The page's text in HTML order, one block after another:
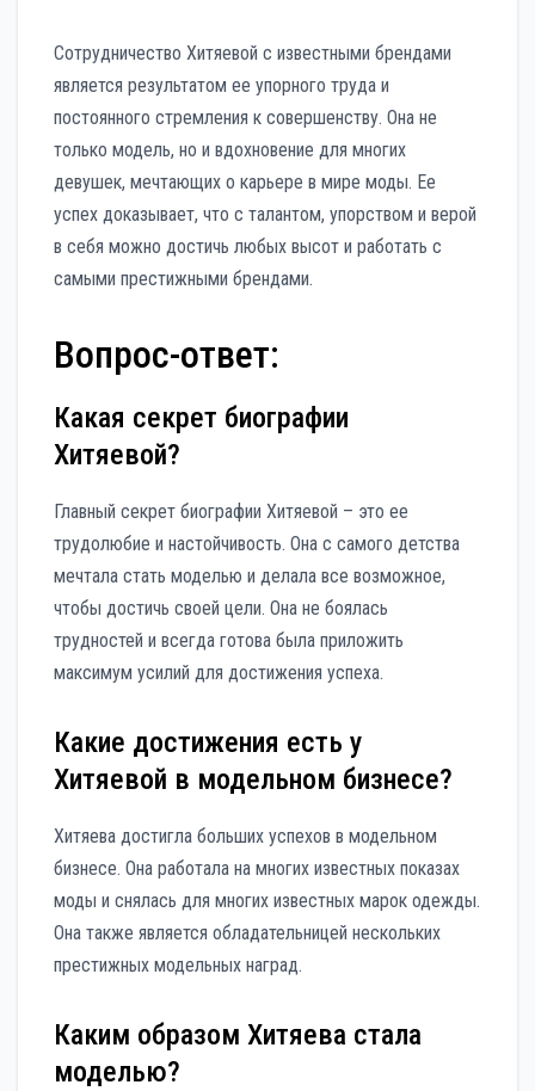
Сотрудничество Хитяевой с известными брендами
является результатом ее упорного труда и
постоянного стремления к совершенству. Она не
только модель, но и вдохновение для многих
девушек, мечтающих о карьере в мире моды. Ее
успех доказывает, что с талантом, упорством и верой
в себя можно достичь любых высот и работать с
самыми престижными брендами.
Вопрос-ответ:
Какая секрет биографии
Хитяевой?
Главный секрет биографии Хитяевой – это ее
трудолюбие и настойчивость. Она с самого детства
мечтала стать моделью и делала все возможное,
чтобы достичь своей цели. Она не боялась
трудностей и всегда готова была приложить
максимум усилий для достижения успеха.
Какие достижения есть у
Хитяевой в модельном бизнесе?
Хитяева достигла больших успехов в модельном
бизнесе. Она работала на многих известных показах
моды и снялась для многих известных марок одежды.
Она также является обладательницей нескольких
престижных модельных наград.
Каким образом Хитяева стала
моделью?